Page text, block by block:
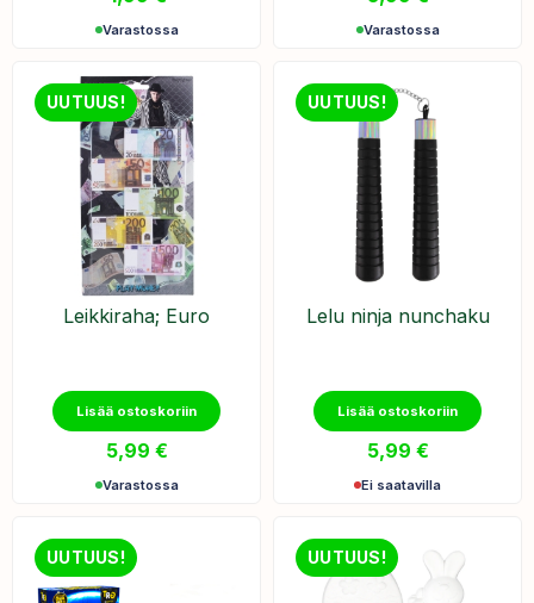
Varastossa Varastossa
UUTUUS!
​Leikkiraha; Euro
Lisää ostoskoriin
5,99 €
Varastossa
UUTUUS!
Lelu ninja nunchaku
Lisää ostoskoriin
5,99 €
Ei saatavilla
UUTUUS! UUTUUS!